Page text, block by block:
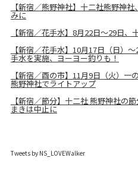
【新宿／熊野神社】十二社熊野神
みに
【新宿／花手水】8月22日～29日
【新宿／花手水】10月17日（日）
手水を実施、ヨーヨー釣りも！
【新宿／酉の市】11月9日（火）
熊野神社でライトアップ
【新宿／節分】十二社 熊野神社の
まきは中止に
Tweets by NS_LOVEWalker